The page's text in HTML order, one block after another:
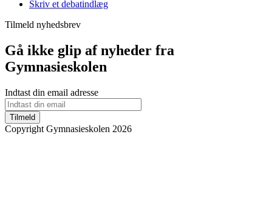
Skriv et debatindlæg
Tilmeld nyhedsbrev
Gå ikke glip af nyheder fra
Gymnasieskolen
Indtast din email adresse
Tilmeld
Copyright Gymnasieskolen 2026